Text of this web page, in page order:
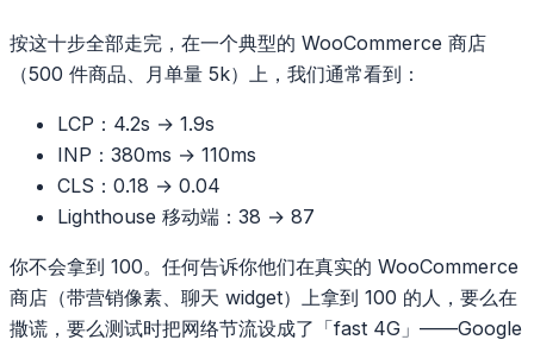
按这十步全部走完，在一个典型的 WooCommerce 商店
（500 件商品、月单量 5k）上，我们通常看到：
LCP：4.2s → 1.9s
INP：380ms → 110ms
CLS：0.18 → 0.04
Lighthouse 移动端：38 → 87
你不会拿到 100。任何告诉你他们在真实的 WooCommerce
商店（带营销像素、聊天 widget）上拿到 100 的人，要么在
撒谎，要么测试时把网络节流设成了「fast 4G」——Google